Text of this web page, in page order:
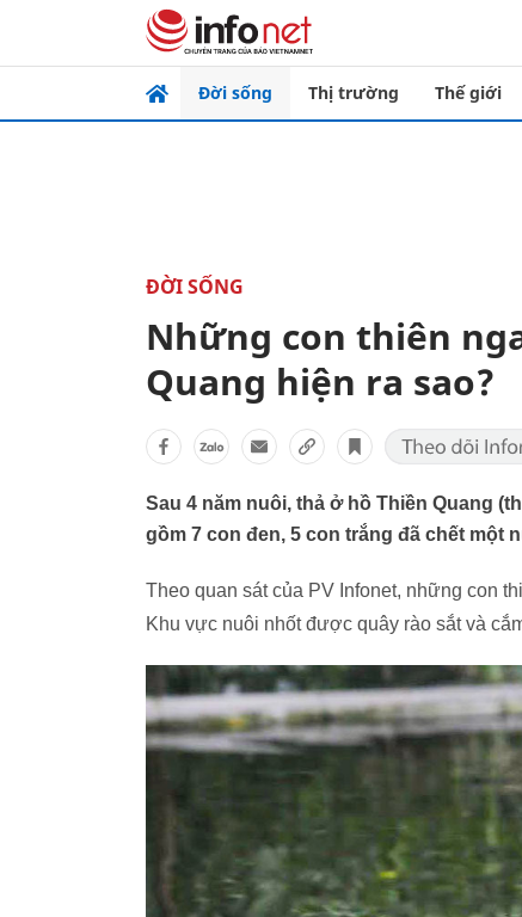
Đời sống Thị trường Thế giới
ĐỜI SỐNG
Những con thiên
Quang hiện ra sao?
Sau 4 năm nuôi, thả ở hồ Thiền Quang
gồm 7 con đen, 5 con trắng đã chết một
Theo quan sát của PV Infonet, những con
Khu vực nuôi nhốt được quây rào sắt và